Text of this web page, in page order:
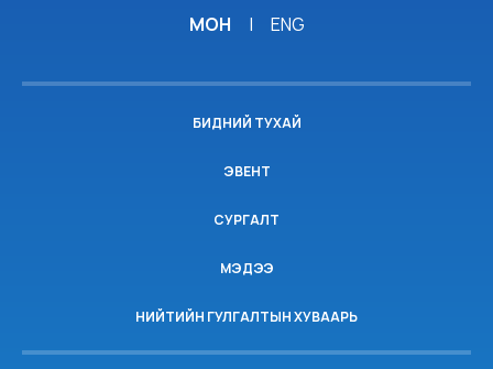
МОН | ENG
БИДНИЙ ТУХАЙ
ЭВЕНТ
СУРГАЛТ
МЭДЭЭ
НИЙТИЙН ГУЛГАЛТЫН ХУВААРЬ